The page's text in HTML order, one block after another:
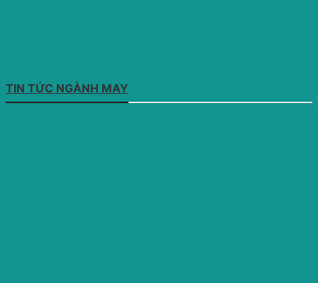
TIN TỨC NGÀNH MAY